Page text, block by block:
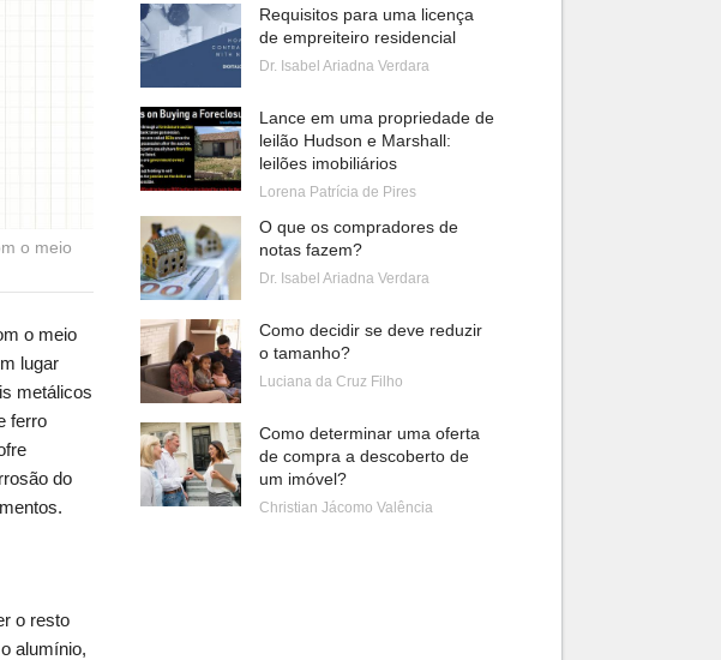
o meio
o meio
lugar
metálicos
ferro
do
o resto
alumínio,
Requisitos para uma licença
de empreiteiro residencial
Dr. Isabel Ariadna Verdara
Lance em uma propriedade de
leilão Hudson e Marshall:
leilões imobiliários
Lorena Patrícia de Pires
O que os compradores de
notas fazem?
Dr. Isabel Ariadna Verdara
Como decidir se deve reduzir
o tamanho?
Luciana da Cruz Filho
Como determinar uma oferta
de compra a descoberto de
um imóvel?
Christian Jácomo Valência